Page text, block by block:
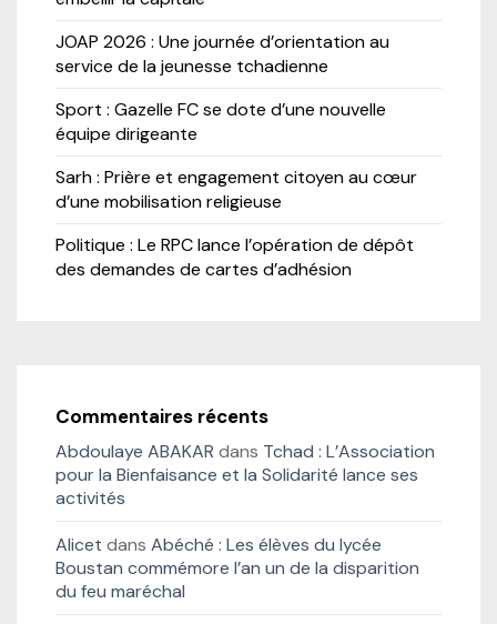
JOAP 2026 : Une journée d’orientation au
service de la jeunesse tchadienne
Sport : Gazelle FC se dote d’une nouvelle
équipe dirigeante
Sarh : Prière et engagement citoyen au cœur
d’une mobilisation religieuse
Politique : Le RPC lance l’opération de dépôt
des demandes de cartes d’adhésion
Commentaires récents
Abdoulaye ABAKAR dans Tchad : L’Association
pour la Bienfaisance et la Solidarité lance ses
activités
Alicet dans Abéché : Les élèves du lycée
Boustan commémore l’an un de la disparition
du feu maréchal